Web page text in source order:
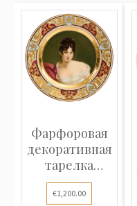
Фарфоровая
декоративная
тарелка
"Мадам
Рекамь...
€1,200.00